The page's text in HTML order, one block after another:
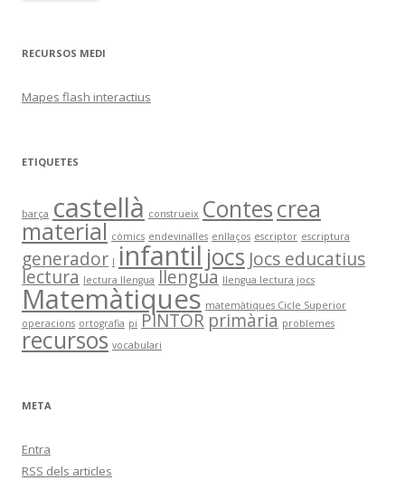
RECURSOS MEDI
Mapes flash interactius
ETIQUETES
barça castellà construeix Contescrea
material còmics endevinalles enllaços escriptor escriptura
generador I infantil jocs Jocs educatius
lectura lectura llengua llengua llengua lectura jocs
Matemàtiques matemàtiques Cicle Superior
operacions ortografia pi PINTOR primària problemes
recursos vocabulari
META
Entra
RSS dels articles